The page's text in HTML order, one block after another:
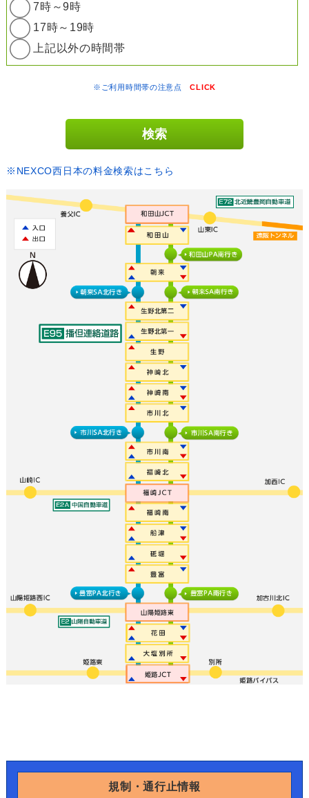
7時～9時
17時～19時
上記以外の時間帯
※ご利用時間帯の注意点CLICK
※NEXCO西日本の料金検索はこちら
規制・通行止情報